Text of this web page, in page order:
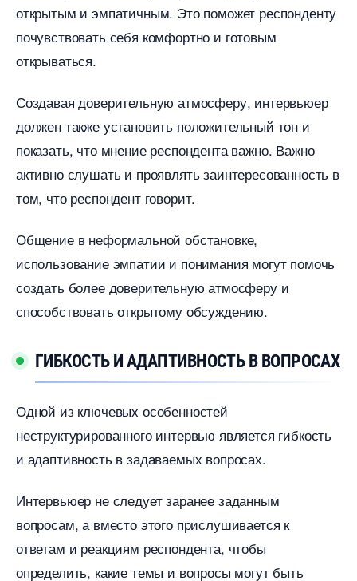
открытым и эмпатичным.​ Это поможет респонденту
почувствовать себя комфортно и готовым
открываться.​
Создавая доверительную атмосферу, интервьюер
должен также установить положительный тон и
показать, что мнение респондента важно.​ Важно
активно слушать и проявлять заинтересованность
том, что респондент говорит.
Общение в неформальной обстановке,
использование эмпатии и понимания могут помочь
создать более доверительную атмосферу и
способствовать открытому обсуждению.​
ГИБКОСТЬ И АДАПТИВНОСТЬ В ВОПРОСАХ
Одной из ключевых особенностей
неструктурированного интервью является гибкость
и адаптивность в задаваемых вопросах.​
Интервьюер не следует заранее заданным
опросам, а вместо этого прислушивается к
ответам и реакциям респондента, чтобы
определить, какие темы и вопросы могут быть